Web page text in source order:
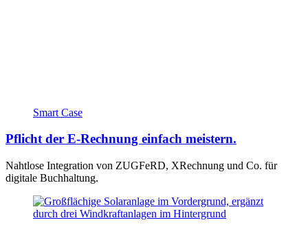
Smart Case
Pflicht der E-Rechnung einfach meistern.
Nahtlose Integration von ZUGFeRD, XRechnung und Co. für
digitale Buchhaltung.